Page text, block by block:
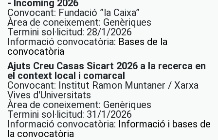
- Incoming 2026
Convocant: Fundació ”la Caixa”
Àrea de coneixement: Genèriques
Termini sol·licitud: 28/1/2026
Informació convocatòria: Bases de la
convocatòria
Ajuts Creu Casas Sicart 2026 a la recerca en
el context local i comarcal
Convocant: Institut Ramon Muntaner / Xarxa
Vives d'Universitats
Àrea de coneixement: Genèriques
Termini sol·licitud: 31/1/2026
Informació convocatòria: Informació i bases de
la convocatòria